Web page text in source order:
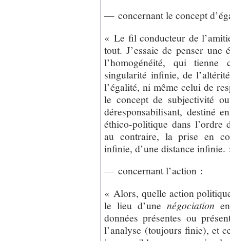
— concernant le concept
« Le fil conducteur de
tout. J’essaie de penser
l’homogénéité, qui tienne
singularité infinie, de
l’égalité, ni même celui de
le concept de subjectivité
déresponsabilisant, destiné
éthico-politique dans
au contraire, la prise en
infinie, d’une distance
— concernant l’action :
« Alors, quelle action
le lieu d’unenégociation
données présentes ou
l’analyse (toujours finie), et